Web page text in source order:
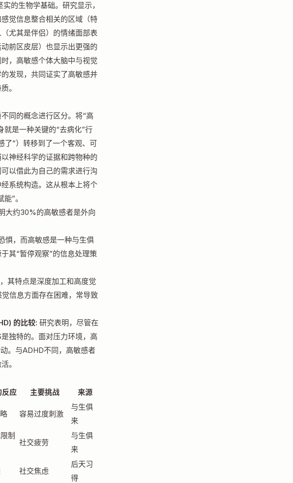
的生物学基础。研究显示，
觉信息整合相关的区域（特
尤其是伴侣）的情绪面部表
前区皮层）也显示出更强的
，高敏感个体大脑中与视觉
发现，共同证实了高敏感并
。
同的概念进行区分。将“高
就是一种关键的“去病化”行
了”）转移到了一个客观、可
神经科学的证据和跨物种的
以借此为自己的需求进行沟
系统构造。这从根本上将个
”。
大约30%的高敏感者是外向
惧，而高敏感是一种与生俱
其“暂停观察”的信息处理策
其特点是深度加工和高度觉
信息方面存在困难，常导致
的比较: 研究表明，尽管在
独特的。面对压力环境，高
。与ADHD不同，高敏感者
。
反应 主要挑战
来源
容易过度刺激
与生俱
来
制
社交疲劳
与生俱
来
社交焦虑
后天习
得